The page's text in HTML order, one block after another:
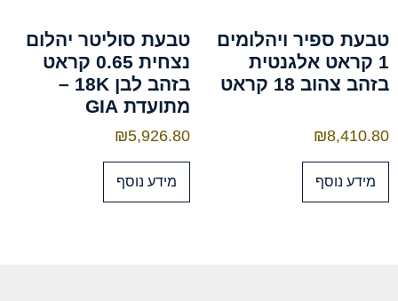
טבעת ספיר ויהלומים
1 קראט אלגנטית
בזהב צהוב 18 קראט
₪8,410.80
מידע נוסף
טבעת סוליטר יהלום
נצחית 0.65 קראט
בזהב לבן 18K –
מתועדת GIA
₪5,926.80
מידע נוסף